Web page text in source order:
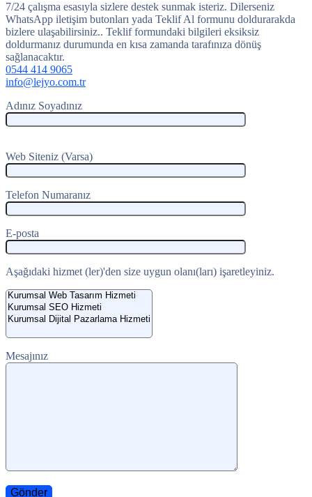
7/24 çalışma esasıyla sizlere destek sunmak isteriz. Dilerseniz
WhatsApp iletişim butonları yada Teklif Al formunu doldurarakda
bizlere ulaşabilirsiniz.. Teklif formundaki bilgileri eksiksiz
doldurmanız durumunda en kısa zamanda tarafınıza dönüş
sağlanacaktır.
0544 414 9065
info@lejyo.com.tr
Adınız Soyadınız
Web Siteniz (Varsa)
Telefon Numaranız
E-posta
Aşağıdaki hizmet (ler)'den size uygun olanı(ları) işaretleyiniz.
Mesajınız